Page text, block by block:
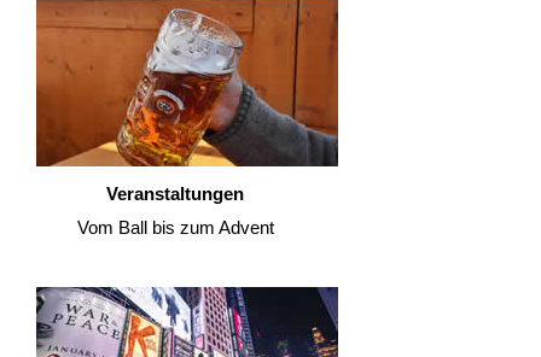
Veranstaltungen
Vom Ball bis zum Advent